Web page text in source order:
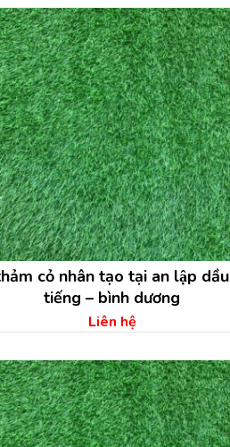
cỏ nhân tạo tại an lập dầu
tiếng – bình dương
Liên hệ